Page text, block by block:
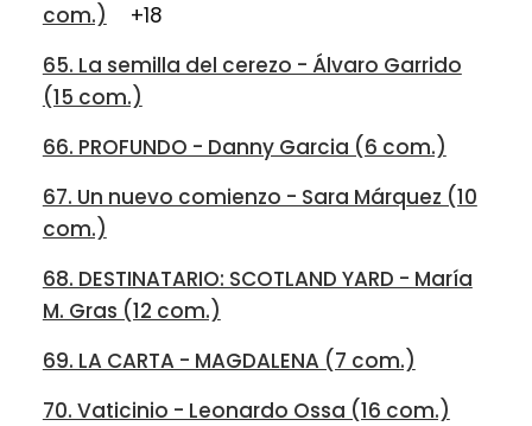
com.)
+18
65. La semilla del cerezo - Álvaro Garrido
(15 com.)
66. PROFUNDO - Danny Garcia (6 com.)
67. Un nuevo comienzo - Sara Márquez (10
com.)
68. DESTINATARIO: SCOTLAND YARD - María
M. Gras (12 com.)
69. LA CARTA - MAGDALENA (7 com.)
70. Vaticinio - Leonardo Ossa (16 com.)